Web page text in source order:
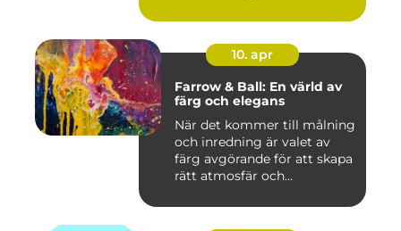
10. apr
Farrow & Ball: En värld av
färg och elegans
När det kommer till målning
och inredning är valet av
färg avgörande för att skapa
rätt atmosfär och...